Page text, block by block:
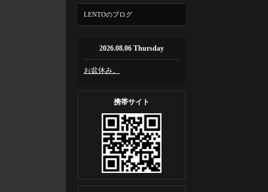
LENTOのブログ
2026.08.06 Thursday
お盆休み。
携帯サイト